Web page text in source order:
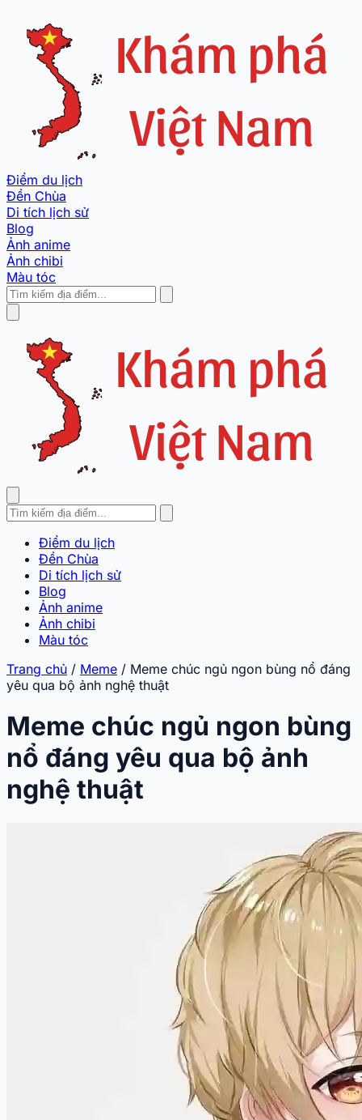
Điểm du lịch
Đền Chùa
Di tích lịch sử
Blog
Ảnh anime
Ảnh chibi
Màu tóc
Điểm du lịch
Đền Chùa
Di tích lịch sử
Blog
Ảnh anime
Ảnh chibi
Màu tóc
Trang chủ / Meme / Meme chúc ngủ ngon bùng nổ đáng
yêu qua bộ ảnh nghệ thuật
Meme chúc ngủ ngon bùng
nổ đáng yêu qua bộ ảnh
nghệ thuật